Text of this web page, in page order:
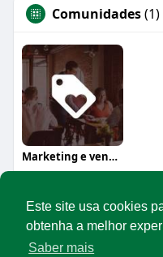
Este site usa cookies
obtenha a melhor
Saber mais
Comunidades(1)
Marketing e vendas
©